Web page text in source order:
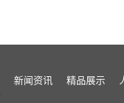
新闻资讯 精品展示